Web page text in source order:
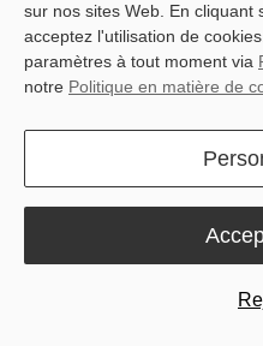
herd. That's why we've
including our best-selling
Nimbo , with our MooConnect
In this article, we'll dive into
Sveaverken gear to give you a
sur nos sites Web. En cliquant
acceptez l'utilisation de
paramètres à tout moment via
notre Politique en matière de